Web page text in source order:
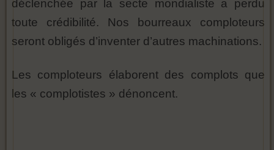
déclenchée par la secte mondialiste a perdu
toute crédibilité. Nos bourreaux comploteurs
seront obligés d’inventer d’autres machinations.
Les comploteurs élaborent des complots que
les « complotistes » dénoncent.